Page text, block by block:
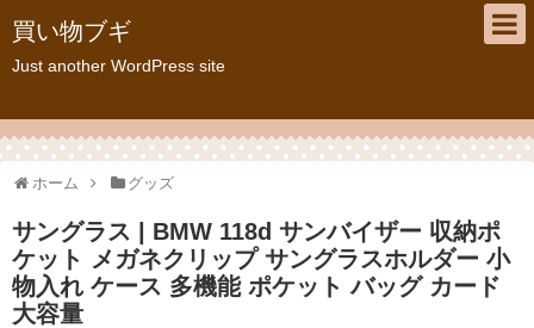
買い物ブギ
Just another WordPress site
ホーム グッズ
サングラス | BMW 118d サンバイザー 収納ポ
ケット メガネクリップ サングラスホルダー 小
物入れ ケース 多機能 ポケット バッグ カード
大容量